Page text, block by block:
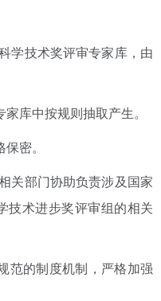
学技术奖评审专家库，由
库中按规则抽取产生。
密。
关部门协助负责涉及国家
技术进步奖评审组的相关
范的制度机制，严格加强